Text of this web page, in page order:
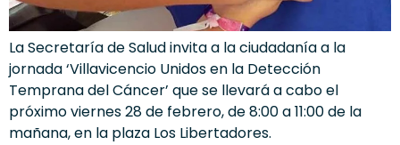
La Secretaría de Salud invita a la ciudadanía a la
jornada ‘Villavicencio Unidos en la Detección
Temprana del Cáncer’ que se llevará a cabo el
próximo viernes 28 de febrero, de 8:00 a 11:00 de la
mañana, en la plaza Los Libertadores.